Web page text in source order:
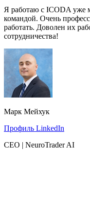
Я работаю с ICODA уже
командой. Очень
работать. Доволен их
сотрудничества!
Марк Мейхук
Профиль LinkedIn
CEO | NeuroTrader AI